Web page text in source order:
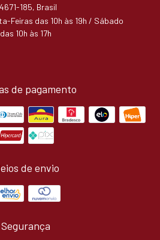
185, Brasil
Feiras das 10h às 19h / Sábado
das 10h às 17h
de pagamento
de envio
Segurança